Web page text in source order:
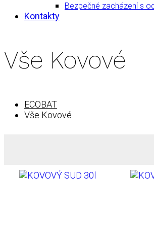
Bezpečné zacházení s
Kontakty
Vše Kovové
ECOBAT
Vše Kovové